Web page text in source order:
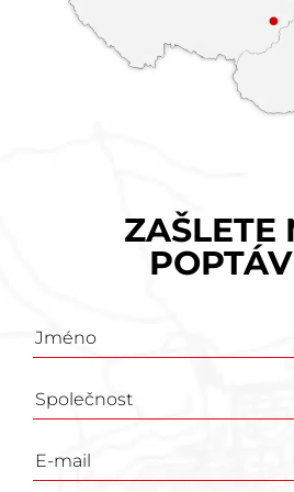
ZAŠLETE
Poptávkový